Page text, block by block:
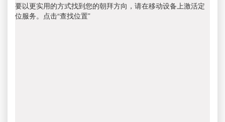
要以更实用的方式找到您的朝拜方向，请在移动设备上激活定
位服务。点击“查找位置”